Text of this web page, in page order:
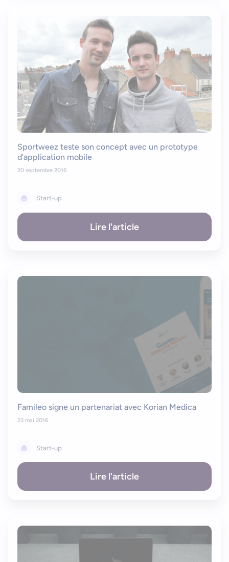
Sportweez teste son concept avec un prototype
d’application mobile
20 septembre 2016
Start-up
Lire l'article
Famileo signe un partenariat avec Korian Medica
23 mai 2016
Start-up
Lire l'article
Votre assistant IA
Bonjour, je suis Zel, votre assistant. Comment puis-je vous
aider ?